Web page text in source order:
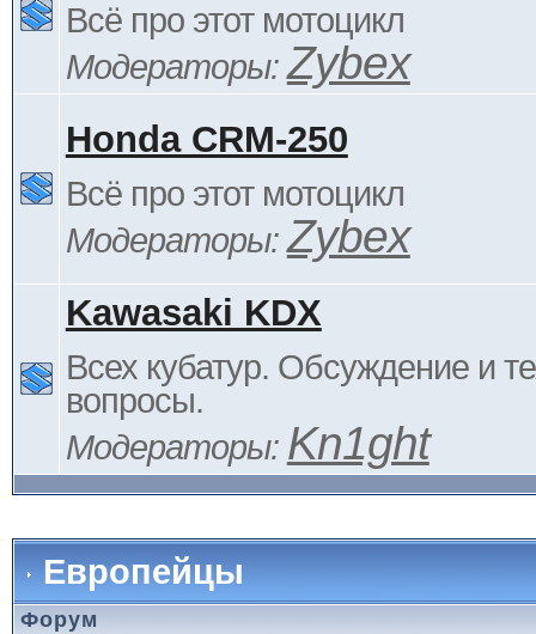
Всё про этот мотоцикл
Модераторы:Zybex
Honda CRM-250
Всё про этот мотоцикл
Модераторы:Zybex
Kawasaki KDX
Всех кубатур. Обсуждение и
вопросы.
Модераторы: Kn1ght
Европейцы
Форум